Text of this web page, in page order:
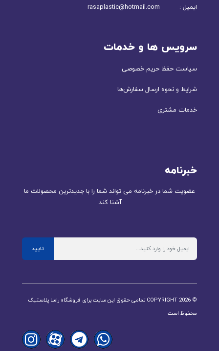
ایمیل : rasaplastic@hotmail.com
سرویس ها و خدمات
سیاست حفظ حریم خصوصی
شرایط و نحوه ارسال سفارش‌ها
خدمات مشتری
خبرنامه
عضویت شما در خبرنامه می تواند شما را با جدیدترین محصولات ما
آشنا کند.
تایید
© COPYRIGHT 2026 تمامی حقوق این سایت برای فروشگاه راسا پلاستیک
محفوظ است